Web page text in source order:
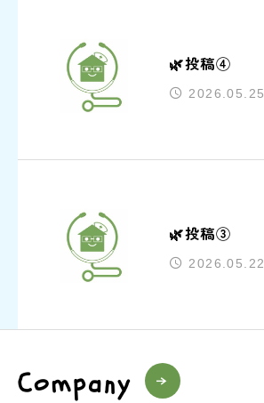
🌿投稿④
2026.05.25
🌿投稿③
2026.05.22
Company